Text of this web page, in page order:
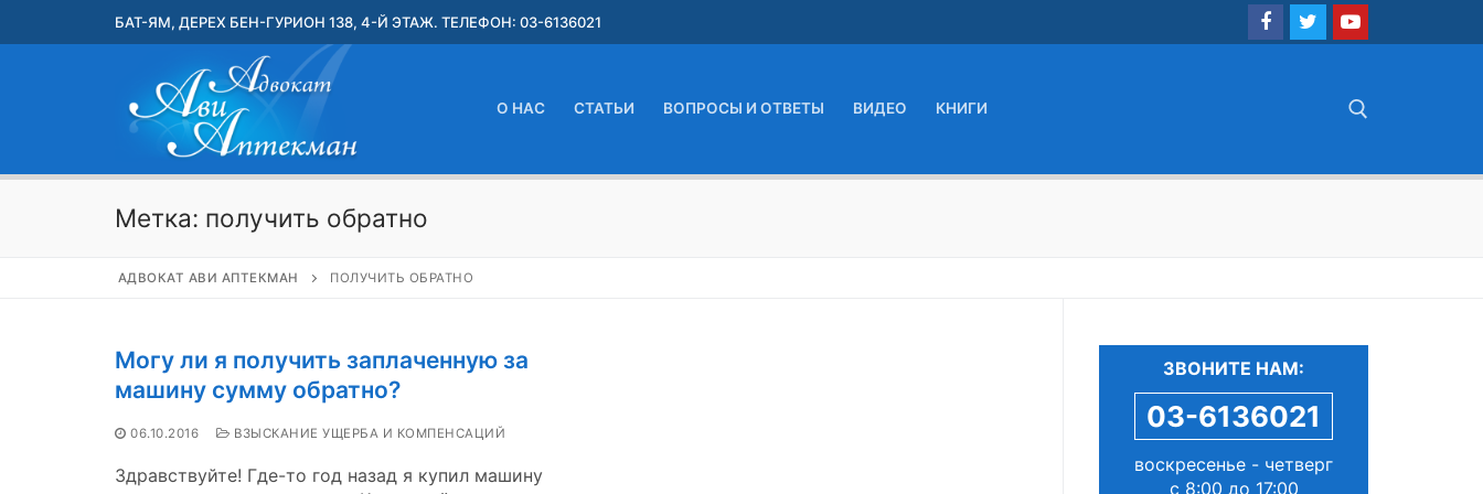
БАТ-ЯМ, ДЕРЕХ БЕН-ГУРИОН 138, 4-Й ЭТАЖ. ТЕЛЕФОН: 03-6136021
О НАС СТАТЬИ ВОПРОСЫ И ОТВЕТЫ ВИДЕО КНИГИ
Метка: получить обратно
АДВОКАТ АВИ АПТЕКМАН ПОЛУЧИТЬ ОБРАТНО
Могу ли я получить заплаченную за
машину сумму обратно?
06.10.2016 ВЗЫСКАНИЕ УЩЕРБА И КОМПЕНСАЦИЙ
Здравствуйте! Где-то год назад я купил машину
ЗВОНИТЕ НАМ:
03-6136021
воскресенье - четверг
с 8:00 до 17:00